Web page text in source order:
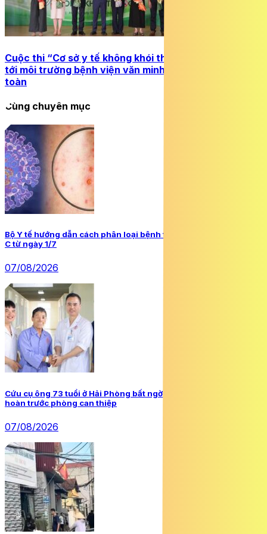
Cuộc thi “Cơ sở y tế không khói thuốc lá” lần II hướng
tới môi trường bệnh viện văn minh, chất lượng và an
toàn
Cùng chuyên mục
Bộ Y tế hướng dẫn cách phân loại bệnh truyền nhiễm nhóm A, B,
C từ ngày 1/7
07/08/2026
Cứu cụ ông 73 tuổi ở Hải Phòng bất ngờ ngừng tim, ngừng tuần
hoàn trước phòng can thiệp
07/08/2026